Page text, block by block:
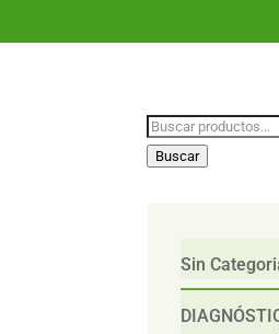
Buscar
por:
Buscar
Sin